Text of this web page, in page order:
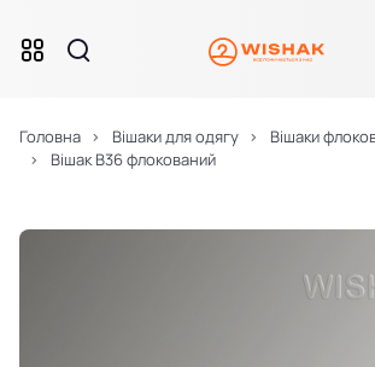
Головна Вішаки для одягу
Вішаки
Вішак B36 флокований